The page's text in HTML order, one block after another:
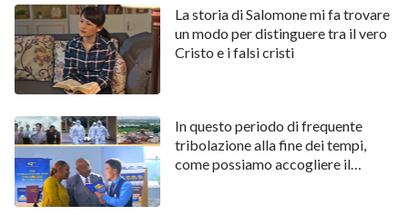
possiamo parlare un po’?”. Per salvare la faccia,
promisi malvolentieri.
La storia di Salomone mi fa trovare
un modo per distinguere tra il vero
Cristo e i falsi cristi
In questo periodo di frequente
tribolazione alla fine dei tempi,
come possiamo accogliere il